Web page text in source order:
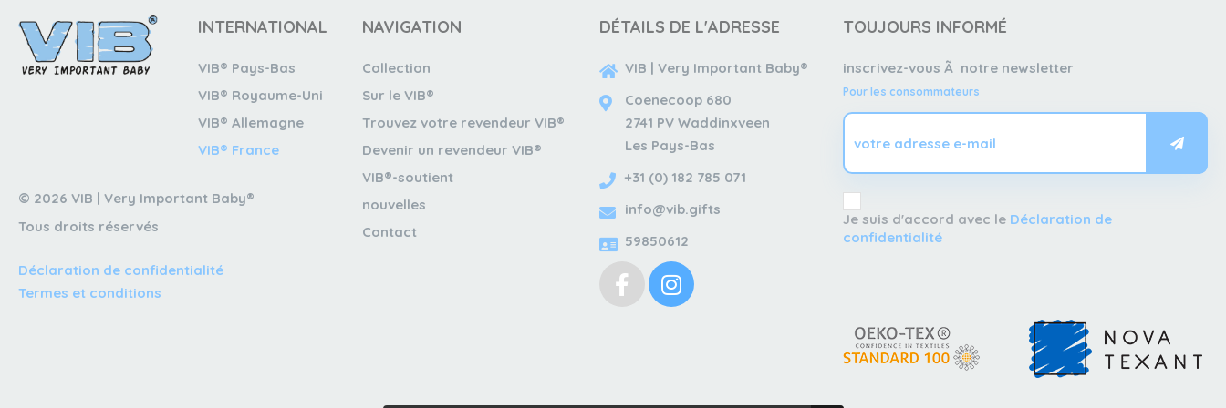
INTERNATIONAL
VIB® Pays-Bas
VIB® Royaume-Uni
VIB® Allemagne
VIB® France
© 2026 VIB | Very Important Baby®
Tous droits réservés
Déclaration de confidentialité
Termes et conditions
NAVIGATION
Collection
Sur le VIB®
Trouvez votre revendeur VIB®
Devenir un revendeur VIB®
VIB®-soutient
nouvelles
Contact
DÉTAILS DE L'ADRESSE
VIB | Very Important Baby®
Coenecoop 680
2741 PV Waddinxveen
Les Pays-Bas
+31 (0) 182 785 071
info@vib.gifts
59850612
TOUJOURS INFORMÉ
inscrivez-vous Ã notre newsletter
Pour les consommateurs
Je suis d'accord avec le Déclaration de
confidentialité